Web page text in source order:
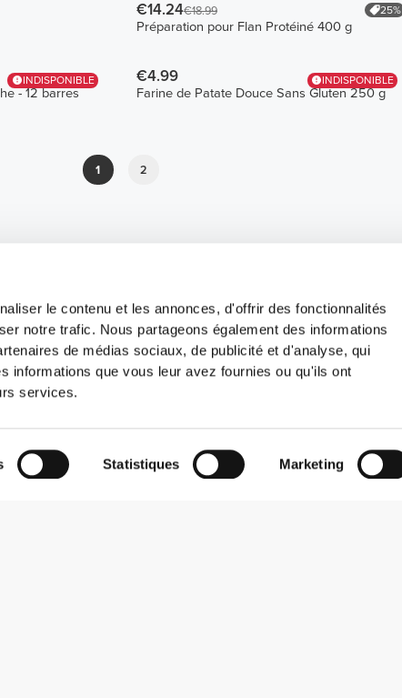
le contenu et les annonces, d'offrir des fonctionnalités
notre trafic. Nous partageons également des informations
de médias sociaux, de publicité et d'analyse, qui
informations que vous leur avez fournies ou qu'ils ont
services.
Statistiques Marketing
€14.24€18.99 25%
Préparation pour Flan Protéiné 400 g
INDISPONIBLE
- 12 barres
INDISPONIBLE
€4.99
Farine de Patate Douce Sans Gluten 250 g
1 2